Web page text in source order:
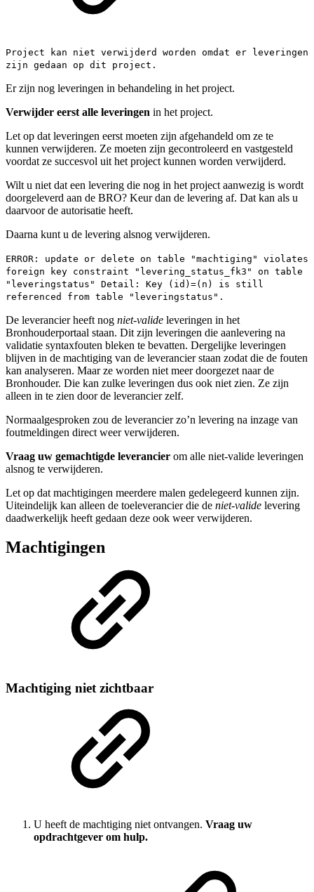
Project kan niet verwijderd worden omdat er leveringen
zijn gedaan op dit project.
Er zijn nog leveringen in behandeling in het project.
Verwijder eerst alle leveringen in het project.
Let op dat leveringen eerst moeten zijn afgehandeld om ze te
kunnen verwijderen. Ze moeten zijn gecontroleerd en vastgesteld
voordat ze succesvol uit het project kunnen worden verwijderd.
Wilt u niet dat een levering die nog in het project aanwezig is wordt
doorgeleverd aan de BRO? Keur dan de levering af. Dat kan als u
daarvoor de autorisatie heeft.
Daarna kunt u de levering alsnog verwijderen.
ERROR: update or delete on table "machtiging" violates
foreign key constraint "levering_status_fk3" on table
"leveringstatus" Detail: Key (id)=(n) is still
referenced from table "leveringstatus".
De leverancier heeft nog niet-valide leveringen in het
Bronhouderportaal staan. Dit zijn leveringen die aanlevering na
validatie syntaxfouten bleken te bevatten. Dergelijke leveringen
blijven in de machtiging van de leverancier staan zodat die de fouten
kan analyseren. Maar ze worden niet meer doorgezet naar de
Bronhouder. Die kan zulke leveringen dus ook niet zien. Ze zijn
alleen in te zien door de leverancier zelf.
Normaalgesproken zou de leverancier zo’n levering na inzage van
foutmeldingen direct weer verwijderen.
Vraag uw gemachtigde leverancier om alle niet-valide leveringen
alsnog te verwijderen.
Let op dat machtigingen meerdere malen gedelegeerd kunnen zijn.
Uiteindelijk kan alleen de toeleverancier die de niet-valide levering
daadwerkelijk heeft gedaan deze ook weer verwijderen.
Machtigingen
Machtiging niet zichtbaar
U heeft de machtiging niet ontvangen. Vraag uw
opdrachtgever om hulp.